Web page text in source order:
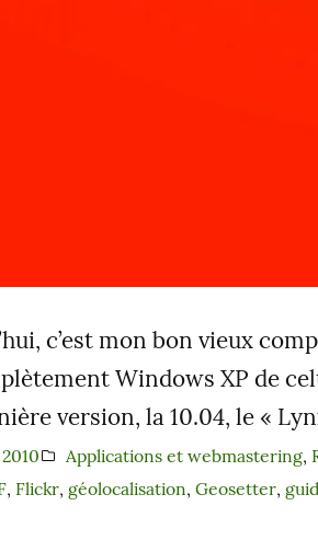
c’est mon bon vieux
Windows XP de
version, la 10.04, le «
Applications et webmastering,
, Flickr, géolocalisation, Geosetter,